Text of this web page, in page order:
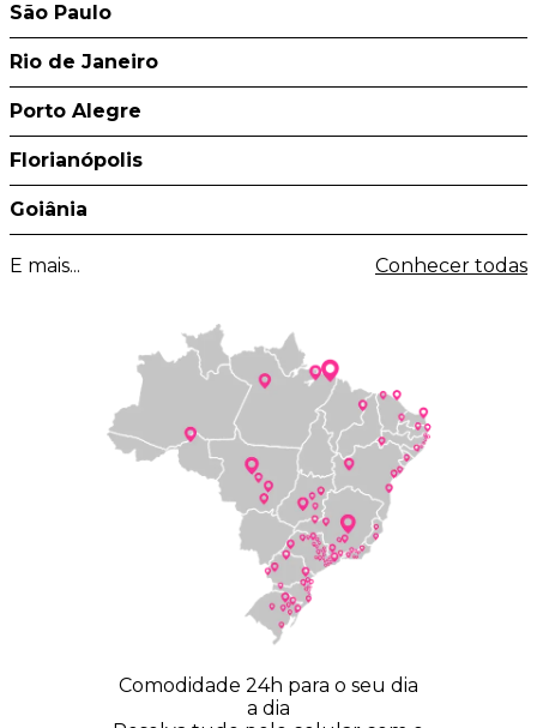
São Paulo
Rio de Janeiro
Porto Alegre
Florianópolis
Goiânia
E mais... Conhecer todas
Comodidade 24h para o seu dia
a dia